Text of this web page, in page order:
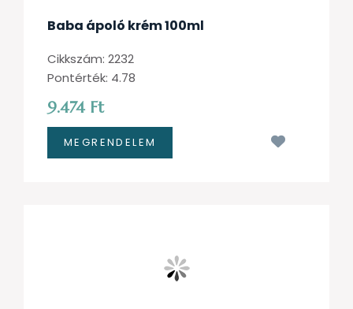
Baba ápoló krém 100ml
Cikkszám: 2232
Pontérték: 4.78
9.474 Ft